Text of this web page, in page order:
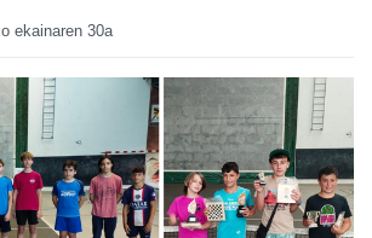
ekainaren 30a